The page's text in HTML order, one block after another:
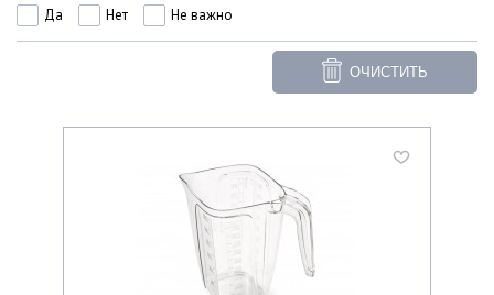
Да Нет Не важно
ОЧИСТИТЬ